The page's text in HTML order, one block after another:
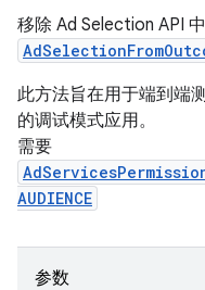
移除 Ad Selection API 中
此方法旨在用于端到端
的调试模式应用。
需要
AUDIENCE
参数